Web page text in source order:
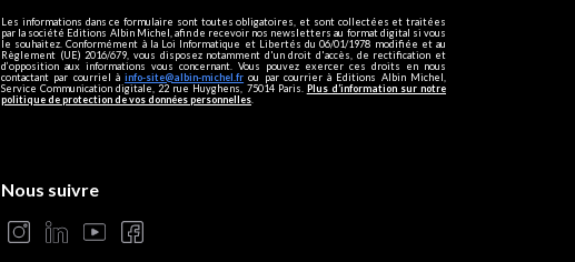
Les informations dans ce formulaire sont toutes obligatoires, et sont collectées et traitées
par la société Editions Albin Michel, afin de recevoir nos newsletters au format digital si vous
le souhaitez. Conformément à la Loi Informatique et Libertés du 06/01/1978 modifiée et au
Règlement (UE) 2016/679, vous disposez notamment d'un droit d'accès, de rectification et
d’opposition aux informations vous concernant. Vous pouvez exercer ces droits en nous
contactant par courriel àinfo-site@albin-michel.fr ou par courrier à Editions Albin Michel,
Service Communication digitale, 22 rue Huyghens, 75014 Paris. Plus d’information sur notre
politique de protection de vos données personnelles
Nous suivre